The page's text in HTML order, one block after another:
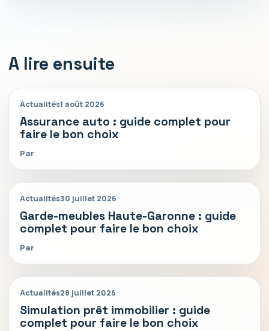
A lire ensuite
Actualités1 août 2026
Assurance auto : guide complet pour
faire le bon choix
Par
Actualités30 juillet 2026
Garde-meubles Haute-Garonne : guide
complet pour faire le bon choix
Par
Actualités28 juillet 2026
Simulation prêt immobilier : guide
complet pour faire le bon choix